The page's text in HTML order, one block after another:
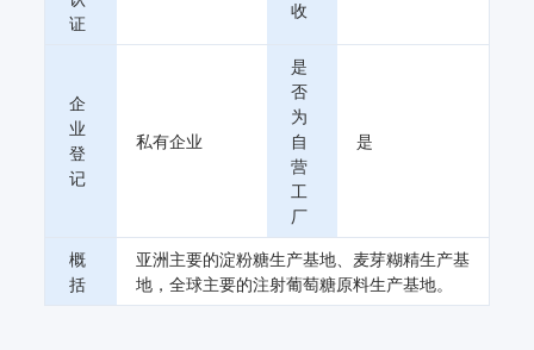
家和地区。企业大力
科技创新大力延伸产
业链，提高产品附加
值，实现了玉米由初
级加工到精深加工，
再到高附加值加工的
转变提升。企业技术
中心为国家认定企业
技术中心、中国葡萄
糖质量检测中心、国
家实验室，企业经批
证
收
企
业
登
记
私有企业
是
否
为
自
营
工
厂
是
概
括
亚洲主要的淀粉糖生产基地、麦芽糊精生产基
地，全球主要的注射葡萄糖原料生产基地。